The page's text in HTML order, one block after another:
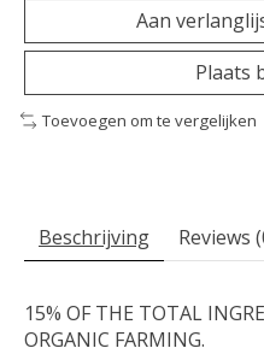
Aan
Plaats
Toevoegen om te vergelijken
Beschrijving Reviews
15% OF THE TOTAL
ORGANIC FARMING.